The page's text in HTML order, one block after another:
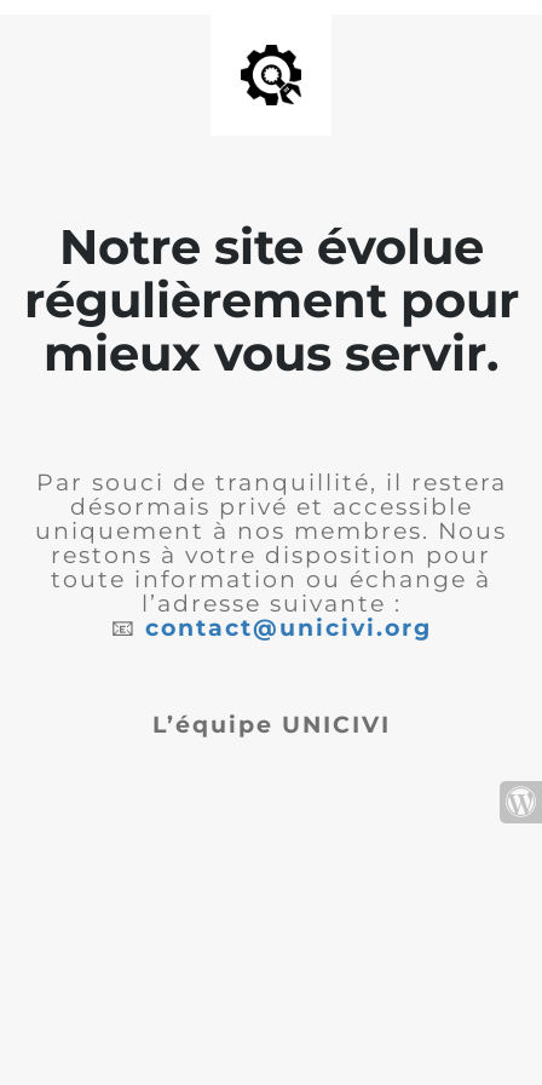
Notre site évolue
régulièrement pour
mieux vous servir.
Par souci de tranquillité, il restera
désormais privé et accessible
uniquement à nos membres. Nous
restons à votre disposition pour
toute information ou échange à
l’adresse suivante :
📧 contact@unicivi.org
L’équipe UNICIVI